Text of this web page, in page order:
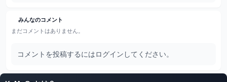
みんなのコメント
まだコメントはありません。
コメントを投稿するにはログインしてください。